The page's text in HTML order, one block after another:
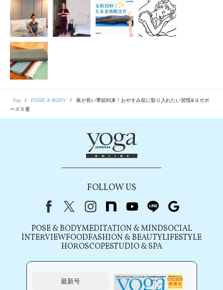
Top POSE & BODY
夜が長い季節到来！おやすみ前に取り入れたい習慣&ヨガポ
ーズ５選
FOLLOW US
FacebookX（旧Twitter）
instagram
note youtubeline
POSE & BODYMEDITATION & MINDSOCIAL
INTERVIEWFOODFASHION & BEAUTYLIFESTYLE
HOROSCOPESTUDIO & SPA
最新号